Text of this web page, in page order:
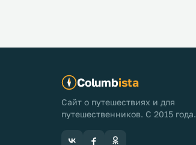
Columbista
Сайт о путешествиях и для
путешественников. С 2015 года.